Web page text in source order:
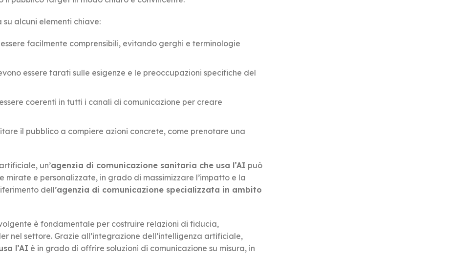
alcuni elementi chiave:
facilmente comprensibili, evitando gerghi e terminologie
essere tarati sulle esigenze e le preoccupazioni specifiche del
coerenti in tutti i canali di comunicazione per creare
il pubblico a compiere azioni concrete, come prenotare una
un’agenzia di comunicazione sanitaria che usa l’AI può
e personalizzate, in grado di massimizzare l’impatto e la
dell’agenzia di comunicazione specializzata in ambito
è fondamentale per costruire relazioni di fiducia,
nel settore. Grazie all’integrazione dell’intelligenza artificiale,
l’AI è in grado di offrire soluzioni di comunicazione su misura, in